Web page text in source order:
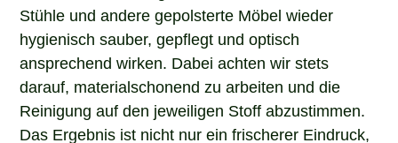
Stühle und andere gepolsterte Möbel wieder
hygienisch sauber, gepflegt und optisch
ansprechend wirken. Dabei achten wir stets
darauf, materialschonend zu arbeiten und die
Reinigung auf den jeweiligen Stoff abzustimmen.
Das Ergebnis ist nicht nur ein frischerer Eindruck,